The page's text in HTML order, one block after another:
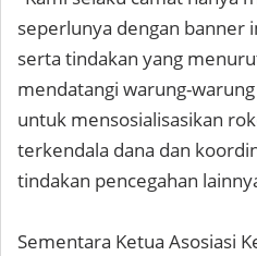
seperlunya dengan banner
serta tindakan yang
mendatangi warung-
untuk mensosialisasikan
terkendala dana dan
tindakan pencegahan
Sementara Ketua Asosiasi